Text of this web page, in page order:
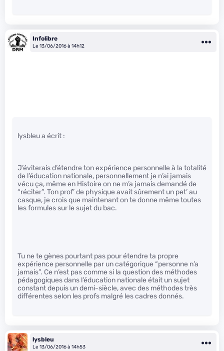
Infolibre
Le 13/06/2016 à 14h12
lysbleu a écrit :
J’éviterais d’étendre ton expérience personnelle à la totalité
de l’éducation nationale, personnellement je n’ai jamais
vécu ça, même en Histoire on ne m’a jamais demandé de
“réciter”. Ton prof’ de physique avait sûrement un pet’ au
casque, je crois que maintenant on te donne même toutes
les formules sur le sujet du bac.
Tu ne te gènes pourtant pas pour étendre ta propre
expérience personnelle par un catégorique “personne n’a
jamais”. Ce n’est pas comme si la question des méthodes
pédagogiques dans l’éducation nationale était un sujet
constant depuis un demi-siècle, avec des méthodes très
différentes selon les profs malgré les cadres donnés.
lysbleu
Le 13/06/2016 à 14h53